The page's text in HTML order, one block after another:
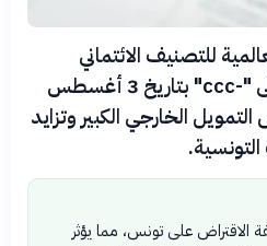
للتصنيف الائتماني
تصنيف تونس السيادي إلى "-ccc" بتاريخ 3 أغسطس
الخارجي الكبير وتزايد
الاقتراض على تونس، مما يؤثر